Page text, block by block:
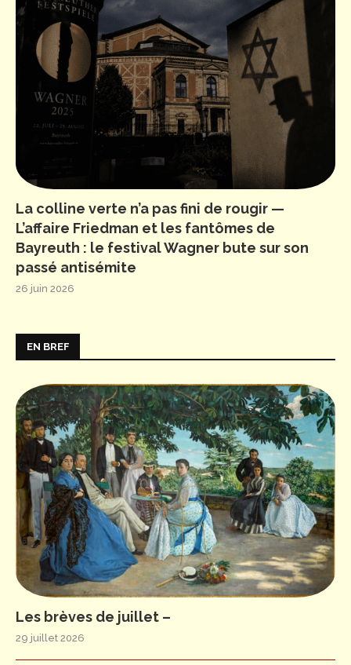
La colline verte n’a pas fini de rougir —
L’affaire Friedman et les fantômes de
Bayreuth : le festival Wagner bute sur son
passé antisémite
26 juin 2026
EN BREF
Les brèves de juillet –
29 juillet 2026